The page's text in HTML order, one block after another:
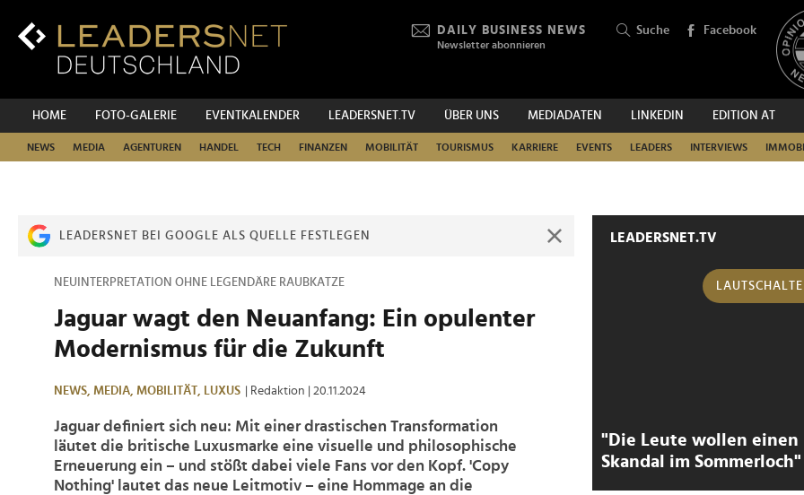
Inhalt
DAILY BUSINESS NEWS
Newsletter abonnieren
Suche Facebook
HOME FOTO-GALERIE EVENTKALENDER LEADERSNET.TV ÜBER UNS MEDIADATEN LINKEDIN EDITION AT
NEWS MEDIA AGENTUREN HANDEL TECH FINANZEN MOBILITÄT TOURISMUS KARRIERE EVENTS LEADERS INTERVIEWS
SUCHEN
LEADERSNET BEI GOOGLE ALS QUELLE FESTLEGEN
NEUINTERPRETATION OHNE LEGENDÄRE RAUBKATZE
Jaguar wagt den Neuanfang: Ein opulenter
Modernismus für die Zukunft
NEWS, MEDIA, MOBILITÄT, LUXUS | Redaktion | 20.11.2024
Jaguar definiert sich neu: Mit einer drastischen Transformation
läutet die britische Luxusmarke eine visuelle und philosophische
Erneuerung ein – und stößt dabei viele Fans vor den Kopf. 'Copy
Nothing' lautet das neue Leitmotiv – eine Hommage an die
LEADERSNET.TV
"Die Leute wollen einen
Skandal im Sommerloch"